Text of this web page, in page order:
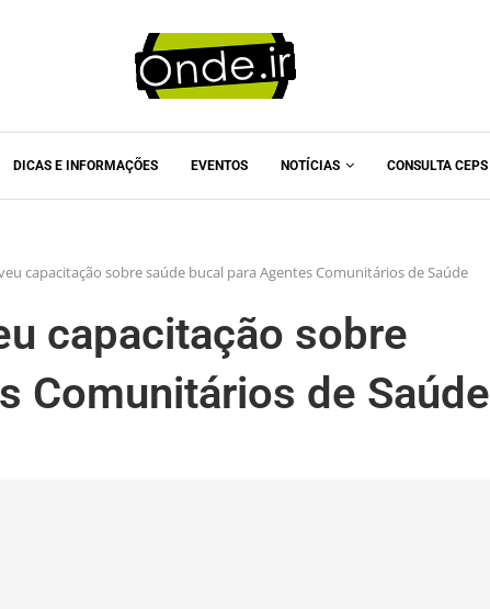
DICAS E INFORMAÇÕES EVENTOS NOTÍCIAS CONSULTA CEPS
capacitação sobre saúde bucal para Agentes Comunitários de Saúde
capacitação sobre
Comunitários de Saúde